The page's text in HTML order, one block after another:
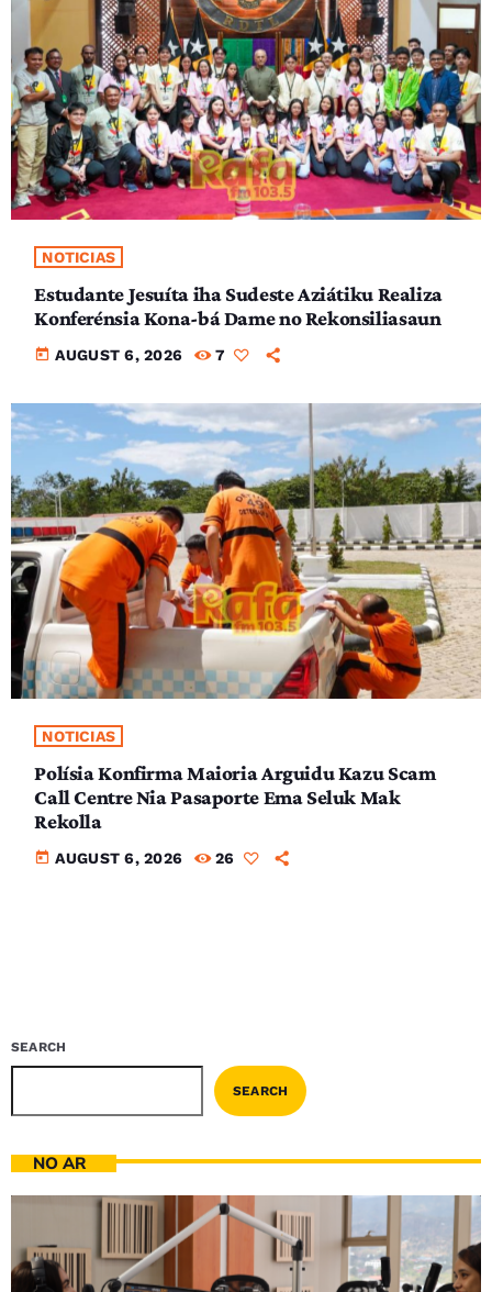
NOTICIAS
Estudante Jesuíta iha Sudeste Aziátiku Realiza
Konferénsia Kona-bá Dame no Rekonsiliasaun
today AUGUST 6, 2026 7
NOTICIAS
Polísia Konfirma Maioria Arguidu Kazu Scam
Call Centre Nia Pasaporte Ema Seluk Mak
Rekolla
today AUGUST 6, 2026 26
SEARCH
SEARCH
NO AR